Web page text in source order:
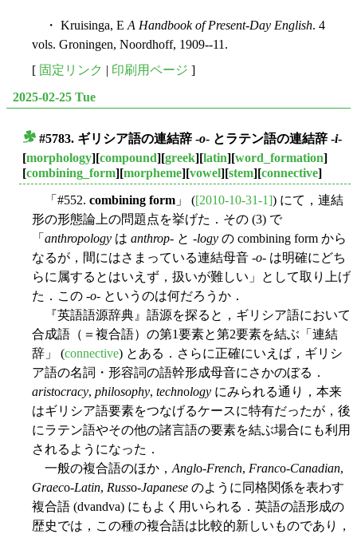
・ Kruisinga, E A Handbook of Present-Day English. 4
vols. Groningen, Noordhoff, 1909--11.
[ 固定リンク | 印刷用ページ ]
2025-02-25 Tue
#5783. ギリシア語の連結辞 -o- とラテン語の連結辞 -i-
[morphology][compound][greek][latin][word_formation]
[combining_form][morpheme][vowel][stem][connective]
「#552. combining form 」 ([2010-10-31-1]) にて，連結
形の形態論上の問題点を挙げた．その (3) で
「 anthropology は anthrop- と -logy の combining form から
なるが，間にはさまっている連結母音 -o- は明確にどち
らに属するとはいえず，扱いが難しい」として取り上げ
た．この -o- というのは何だろうか．
『英語語源辞典』語源を探ると，ギリシア語において
合成語（＝複合語）の第1要素と第2要素を結ぶ「連結
辞」 (connective) とある．さらに正確にいえば，ギリシ
ア語の名詞・形容詞の語幹形成母音にさかのぼる．
aristocracy, philosophy, technology にみられる通り，本来
はギリシア語要素をつなげるケースに特有だったが，後
にラテン語やその他の諸言語の要素を結ぶ場合にも利用
されるようになった．
一般の複合語のほか，Anglo-French, Franco-Canadian,
Graeco-Latin, Russo-Japanese のように同格関係を表わす
複合語 (dvandva) にもよく用いられる．英語の語形成の
歴史では，この種の複合語は比較的新しいものであり，